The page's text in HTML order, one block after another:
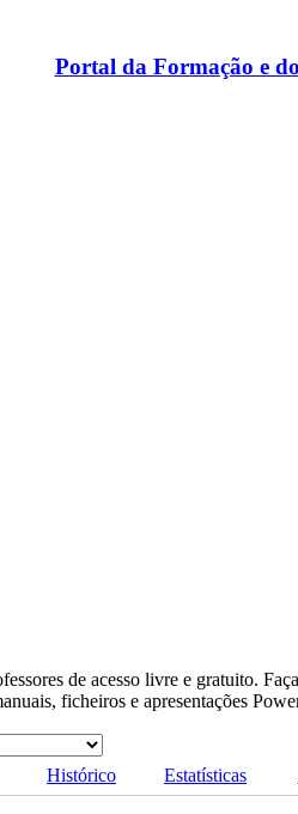
Portal da Formação e
de acesso livre e gratuito.
ficheiros e apresentações
Histórico Estatísticas